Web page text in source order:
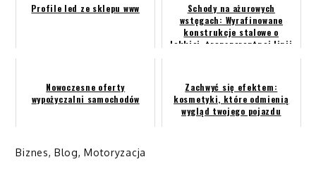
Profile led ze sklepu www
Schody na ażurowych
wstęgach: Wyrafinowane
konstrukcje stalowe o
lekkiej, transparentnej linii
Nowoczesne oferty
wypożyczalni samochodów
Zachwyć się efektem:
kosmetyki, które odmienią
wygląd twojego pojazdu
Biznes,Blog,Motoryzacja